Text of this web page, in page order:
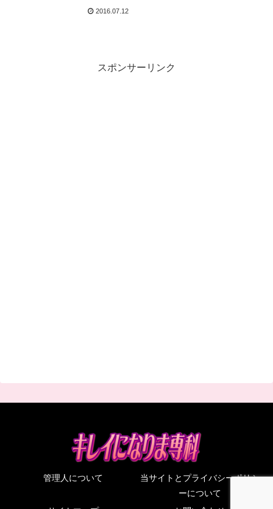
ン風ヘアバンド！ 2016.07.12
スポンサーリンク
管理人について
当サイトとプライバシーポリシ
ーについて